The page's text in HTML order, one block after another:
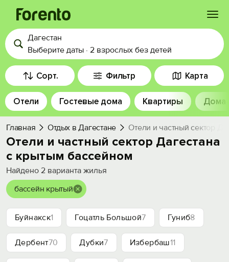
Войти
Избранное
История просмотра
Добавить свой объект
Дагестан
Выберите даты · 2 взрослых без детей
Сорт. Фильтр Карта
Отели Гостевые дома Квартиры Дома
Главная Отдых в Дагестане Отели и частный сектор
Отели и частный сектор Дагестана
с крытым бассейном
Найдено 2 варианта жилья
бассейн крытый
Буйнакск1 Гоцатль Большой7 Гуниб8
Дербент70 Дубки7 Избербаш11